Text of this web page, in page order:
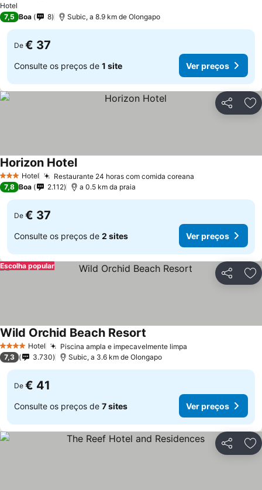
Hotel
7,5 Boa 8 Subic, a 8.9 km de Olongapo
De € 37
Consulte os preços de 1 site Ver preços
Partilhar
3 EstrelasHotel Restaurante 24 horas com comida coreana
Horizon Hotel
7,8 Boa 2.112 a 0.5 km da praia
De € 37
Consulte os preços de 2 sites Ver preços
Partilhar
Escolha popular
4 EstrelasHotel Piscina ampla e impecavelmente limpa
Wild Orchid Beach Resort
7,3 3.730 Subic, a 3.6 km de Olongapo
De € 41
Consulte os preços de 7 sites Ver preços
Partilhar